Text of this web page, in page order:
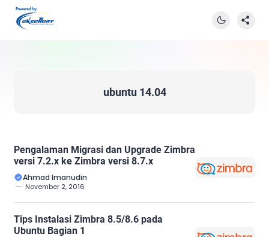
ubuntu 14.04
Pengalaman Migrasi dan Upgrade Zimbra
versi 7.2.x ke Zimbra versi 8.7.x
Ahmad Imanudin
November 2, 2016
Tips Instalasi Zimbra 8.5/8.6 pada
Ubuntu Bagian 1